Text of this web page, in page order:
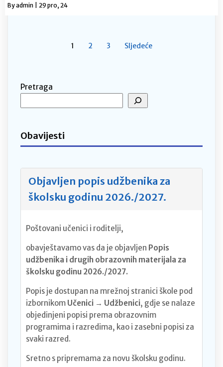
Byadmin 29 pro, 24
1 2 3 Sljedeće
Pretraga
Obavijesti
Objavljen popis udžbenika za
školsku godinu 2026./2027.
Poštovani učenici i roditelji,
obavještavamo vas da je objavljen Popis
udžbenika i drugih obrazovnih materijala za
školsku godinu 2026./2027.
Popis je dostupan na mrežnoj stranici škole pod
izbornikom Učenici → Udžbenici, gdje se nalaze
objedinjeni popisi prema obrazovnim
programima i razredima, kao i zasebni popisi za
svaki razred.
Sretno s pripremama za novu školsku godinu.